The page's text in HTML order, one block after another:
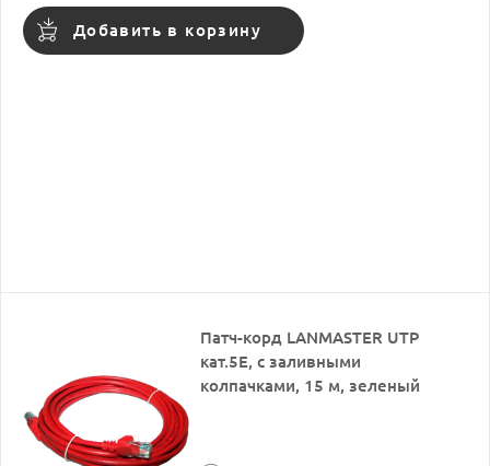
Добавить в корзину
Патч-корд LANMASTER UTP
кат.5Е, с заливными
колпачками, 15 м, зеленый